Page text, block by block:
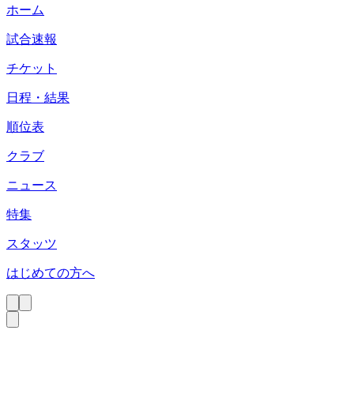
ホーム
試合速報
チケット
日程・結果
順位表
クラブ
ニュース
特集
スタッツ
はじめての方へ